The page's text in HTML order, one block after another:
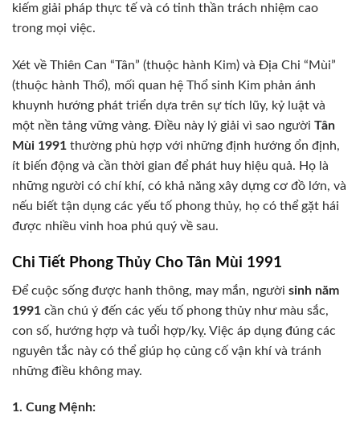
kiếm giải pháp thực tế và có tinh thần trách nhiệm cao
trong mọi việc.
Xét về Thiên Can “Tân” (thuộc hành Kim) và Địa Chi “Mùi”
(thuộc hành Thổ), mối quan hệ Thổ sinh Kim phản ánh
khuynh hướng phát triển dựa trên sự tích lũy, kỷ luật và
một nền tảng vững vàng. Điều này lý giải vì sao người Tân
Mùi 1991 thường phù hợp với những định hướng ổn định,
ít biến động và cần thời gian để phát huy hiệu quả. Họ là
những người có chí khí, có khả năng xây dựng cơ đồ lớn, và
nếu biết tận dụng các yếu tố phong thủy, họ có thể gặt hái
được nhiều vinh hoa phú quý về sau.
Chi Tiết Phong Thủy Cho Tân Mùi 1991
Để cuộc sống được hanh thông, may mắn, người sinh năm
1991 cần chú ý đến các yếu tố phong thủy như màu sắc,
con số, hướng hợp và tuổi hợp/kỵ. Việc áp dụng đúng các
nguyên tắc này có thể giúp họ củng cố vận khí và tránh
những điều không may.
1. Cung Mệnh: